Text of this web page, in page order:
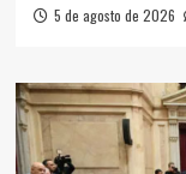
5 de agosto de 2026